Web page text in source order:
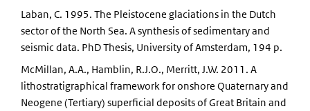
Laban, C. 1995. The Pleistocene glaciations in the Dutch
sector of the North Sea. A synthesis of sedimentary and
seismic data. PhD Thesis, University of Amsterdam, 194 p.
McMillan, A.A., Hamblin, R.J.O., Merritt, J.W. 2011. A
lithostratigraphical framework for onshore Quaternary and
Neogene (Tertiary) superficial deposits of Great Britain and